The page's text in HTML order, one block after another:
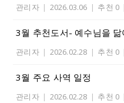
관리자 | 2026.03.06 | 추천 0
3월 추천도서- 예수님을
관리자 | 2026.02.28 | 추천 0
3월 주요 사역 일정
관리자 | 2026.02.28 | 추천 0